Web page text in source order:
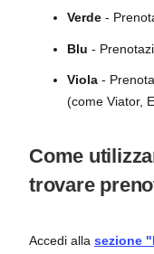
Verde -
Blu -
Viola -
(come Viator,
Come
trovare
Accedi alla sezione